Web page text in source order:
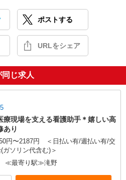
ポストする
URLをシェア
じ求人
療現場を支える看護助手＊嬉しい高
あり
円〜2187円 ＜日払い有/週払い有/交
ガソリン代含む)＞
≪最寄り駅≫滝野